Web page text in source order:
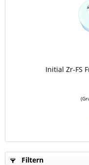
Initial Zr-FS
Filtern